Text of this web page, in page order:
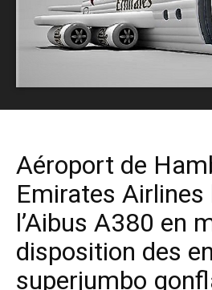
Aéroport de
Emirates Airlines
l’Aibus A380 en
disposition des
superjumbo